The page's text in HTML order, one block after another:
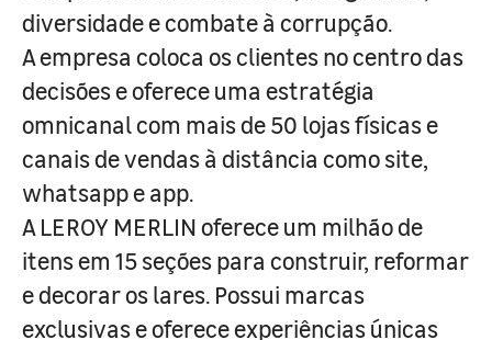
diversidade e combate à corrupção.
A empresa coloca os clientes no centro das
decisões e oferece uma estratégia
omnicanal com mais de 50 lojas físicas e
canais de vendas à distância como site,
whatsapp e app.
A LEROY MERLIN oferece um milhão de
itens em 15 seções para construir, reformar
e decorar os lares. Possui marcas
exclusivas e oferece experiências únicas